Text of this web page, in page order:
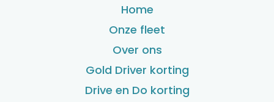
Home
Onze fleet
Over ons
Gold Driver korting
Drive en Do korting